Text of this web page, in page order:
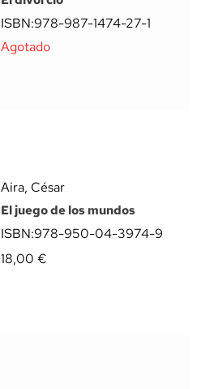
ISBN:978-987-1474-27-1
Agotado
Aira, César
El juego de los mundos
ISBN:978-950-04-3974-9
18,00 €